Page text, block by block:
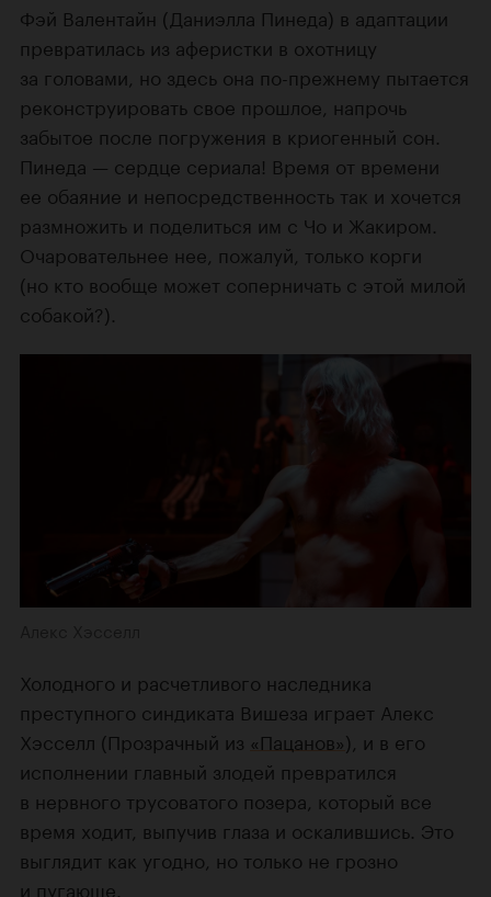
Фэй Валентайн (Даниэлла Пинеда) в адаптации
превратилась из аферистки в охотницу
за головами, но здесь она по-прежнему пытается
реконструировать свое прошлое, напрочь
забытое после погружения в криогенный сон.
Пинеда — сердце сериала! Время от времени
ее обаяние и непосредственность так и хочется
размножить и поделиться им с Чо и Жакиром.
Очаровательнее нее, пожалуй, только корги
(но кто вообще может соперничать с этой милой
собакой?).
Холодного и расчетливого наследника
преступного синдиката Вишеза играет Алекс
Хэсселл (Прозрачный из «Пацанов»), и в его
исполнении главный злодей превратился
в нервного трусоватого позера, который все
время ходит, выпучив глаза и оскалившись. Это
выглядит как угодно, но только не грозно
и пугающе.